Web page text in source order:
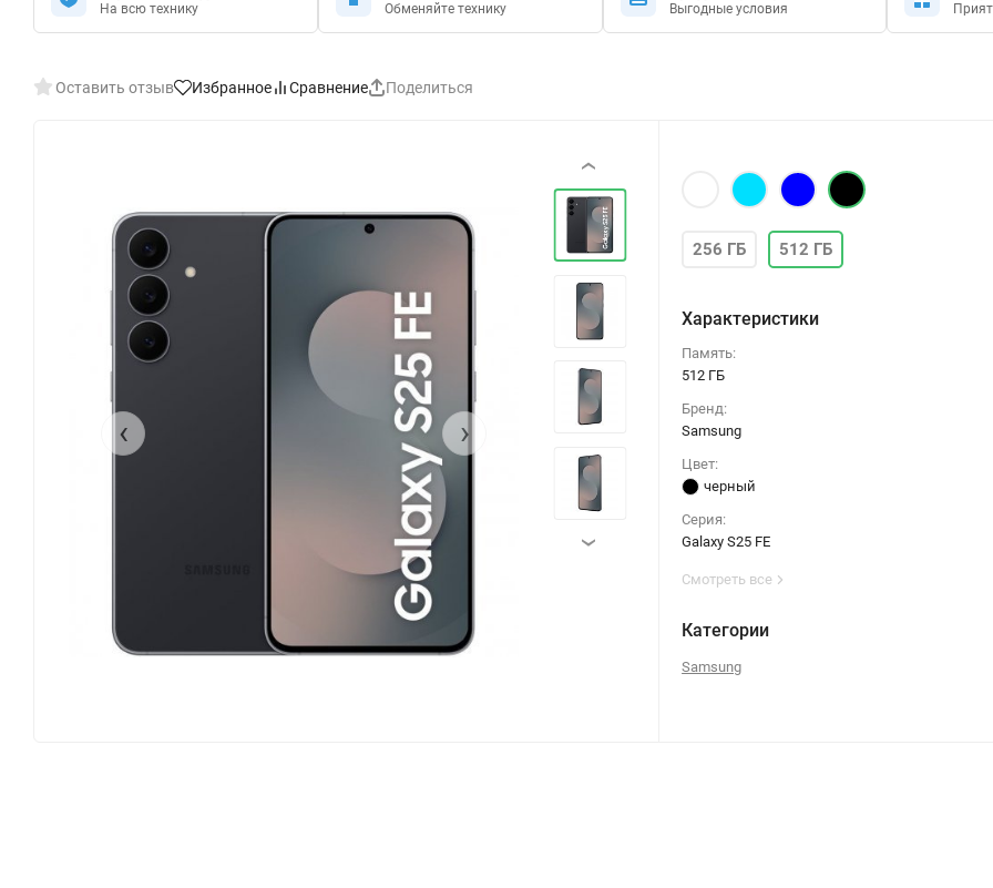
На всю технику Обменяйте технику Выгодные условия
Оставить отзыв Избранное Сравнение Поделиться
‹ ›
‹
›
256 ГБ 512 ГБ
Характеристики
Память:
512 ГБ
Бренд:
Samsung
Цвет:
черный
Серия:
Galaxy S25 FE
Смотреть все
Категории
Samsung